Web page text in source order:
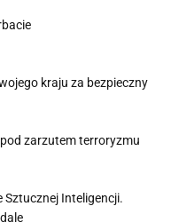
kraju za bezpieczny
zarzutem terroryzmu
Sztucznej Inteligencji.